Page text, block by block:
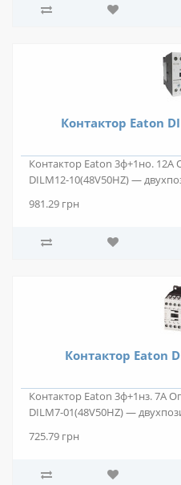
Контактор Eaton
Контактор Eaton 3ф+1но. 12А
DILM12-10(48V50HZ) —
981.29 грн
Контактор Eaton
Контактор Eaton 3ф+1нз. 7А
DILM7-01(48V50HZ) —
725.79 грн